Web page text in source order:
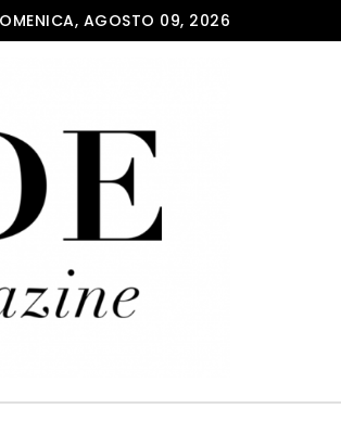
AGOSTO 09, 2026